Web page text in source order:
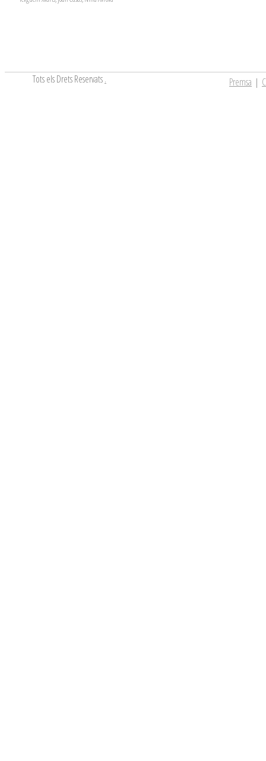
Tots els Drets Reservats. Premsa |